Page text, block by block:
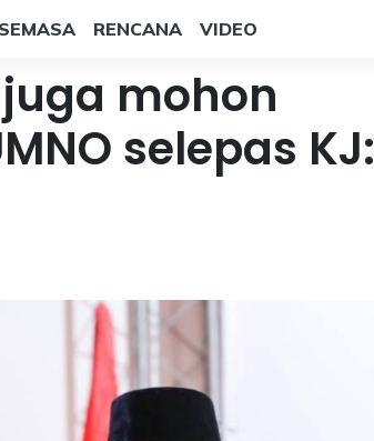
RENCANA VIDEO
mohon
selepas KJ: